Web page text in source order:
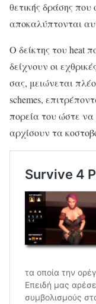
θετικής δράσης που
αποκαλύπτονται
Ο δείκτης του heat
δείχνουν οι
σας, μειώνεται
schemes,
πορεία του ώστε
αρχίσουν τα